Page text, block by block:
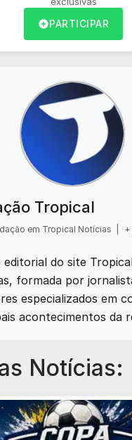
PARTICIPAR
Tropical
em Tropical Notícias +
editorial do site
formada por
especializados em
acontecimentos da
Notícias: